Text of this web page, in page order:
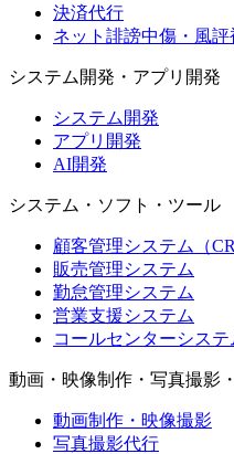
決済代行
ネット誹謗中傷・風
システム開発・アプリ開発
システム開発
アプリ開発
AI開発
システム・ソフト・ツール
顧客管理システム（
販売管理システム
勤怠管理システム
営業支援システム
コールセンターシステ
動画・映像制作・写真撮影
動画制作・映像撮影
写真撮影代行